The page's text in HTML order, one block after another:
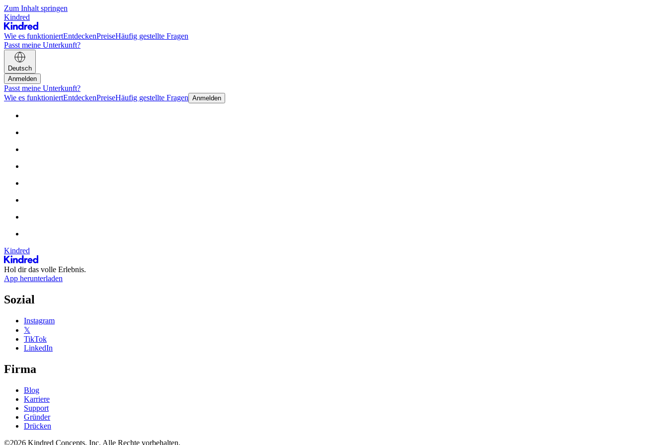
Zum Inhalt springen
Kindred
Wie es funktioniertEntdeckenPreiseHäufig gestellte Fragen
Passt meine Unterkunft?
Deutsch
Anmelden
Passt meine Unterkunft?
Wie es funktioniertEntdeckenPreiseHäufig gestellte Fragen Anmelden
Kindred
Hol dir das volle Erlebnis.
App herunterladen
Sozial
Instagram
𝕏
TikTok
LinkedIn
Firma
Blog
Karriere
Support
Gründer
Drücken
©2026 Kindred Concepts, Inc. Alle Rechte vorbehalten.